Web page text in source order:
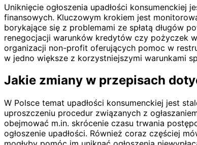
Uniknięcie ogłoszenia upadłości
finansowych. Kluczowym krokiem jest
borykające się z problemami ze spłatą długów
renegocjacji warunków kredytów czy pożyczek
organizacji non-profit oferujących pomoc w
w jedno większe z korzystniejszymi warunkami
Jakie zmiany w przepisach
W Polsce temat upadłości konsumenckiej jest
uproszczeniu procedur związanych z
obejmować m.in. skrócenie czasu trwania
ogłoszenie upadłości. Również coraz częściej